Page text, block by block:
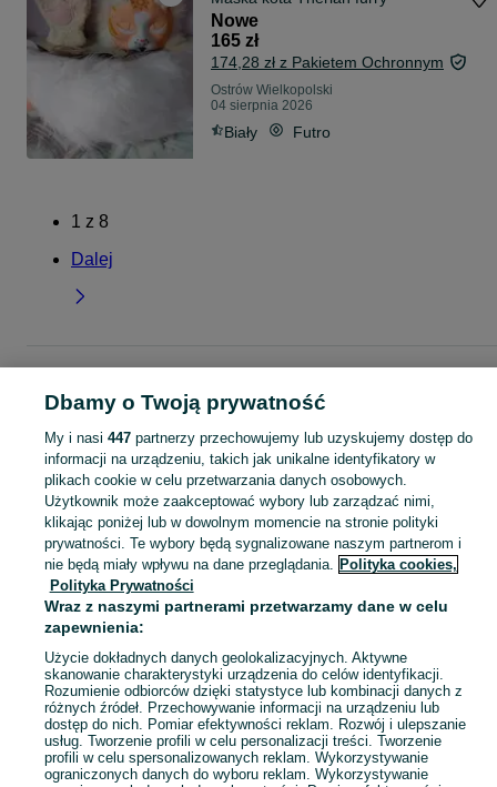
Nowe
165 zł
174,28 zł z Pakietem Ochronnym
Ostrów Wielkopolski
04 sierpnia 2026
Biały Futro
1 z 8
Dalej
Pozostałe - Ostrów Wielkopolski
KATEGORIA
Sprzedaż pozostałych akcesoriów modowych Ostrów Wielkopolski ▶️ Różne materiały i kształty ✅ Nowe i używane w atrakcyjnych cenach ✌ Znajdź oferty na OLX.pl! Zobacz
Mapa kategorii
Mapa miejscowości
Mapa ministron
Popularne wyszukiwania
Dbamy o Twoją prywatność
My i nasi 447partnerzy przechowujemy lub uzyskujemy dostęp do
informacji na urządzeniu, takich jak unikalne identyfikatory w
plikach cookie w celu przetwarzania danych osobowych.
Użytkownik może zaakceptować wybory lub zarządzać nimi,
klikając poniżej lub w dowolnym momencie na stronie polityki
prywatności. Te wybory będą sygnalizowane naszym partnerom i
nie będą miały wpływu na dane przeglądania. Polityka cookies,
Polityka Prywatności
Wraz z naszymi partnerami przetwarzamy dane w celu
zapewnienia:
Użycie dokładnych danych geolokalizacyjnych. Aktywne
skanowanie charakterystyki urządzenia do celów identyfikacji.
Rozumienie odbiorców dzięki statystyce lub kombinacji danych z
różnych źródeł. Przechowywanie informacji na urządzeniu lub
dostęp do nich. Pomiar efektywności reklam. Rozwój i ulepszanie
usług. Tworzenie profili w celu personalizacji treści. Tworzenie
profili w celu spersonalizowanych reklam. Wykorzystywanie
ograniczonych danych do wyboru reklam. Wykorzystywanie